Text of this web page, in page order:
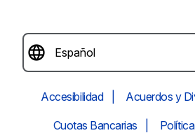
Accesibilidad Acuerdos y
Cuotas Bancarias